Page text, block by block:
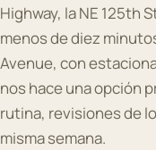
Highway, la NE 125th
menos de diez
Avenue, con
nos hace una opción
rutina, revisiones de
misma semana.